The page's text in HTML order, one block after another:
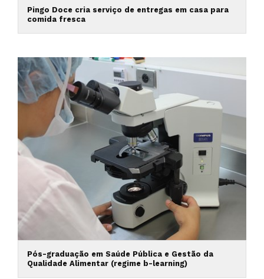
Pingo Doce cria serviço de entregas em casa para
comida fresca
Pós-graduação em Saúde Pública e Gestão da
Qualidade Alimentar (regime b-learning)